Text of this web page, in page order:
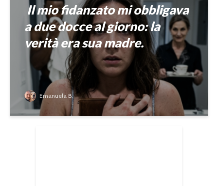
Il mio fidanzato mi obbligava
a due docce al giorno: la
verità era sua madre.
Emanuela B.